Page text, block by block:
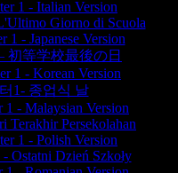
Giorno di Scuola
初等学校最後の日
1- 종업식 날
Terakhir Persekolahan
- Ostatni Dzień Szkoły